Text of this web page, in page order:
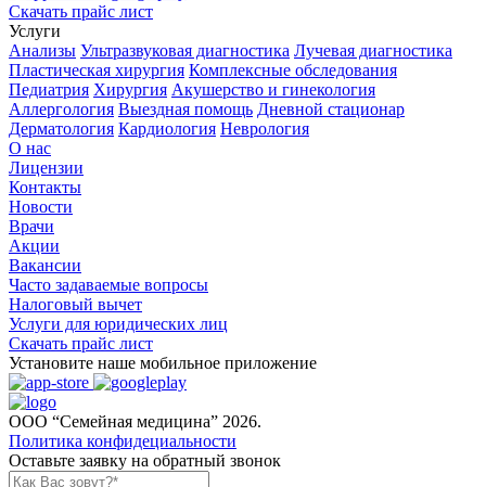
Скачать прайс лист
Услуги
Анализы Ультразвуковая диагностика Лучевая диагностика
Пластическая хирургия Комплексные обследования
Педиатрия Хирургия Акушерство и гинекология
Аллергология Выездная помощь Дневной стационар
Дерматология Кардиология Неврология
О нас
Лицензии
Контакты
Новости
Врачи
Акции
Вакансии
Часто задаваемые вопросы
Налоговый вычет
Услуги для юридических лиц
Скачать прайс лист
Установите наше мобильное приложение
ООО “Семейная медицина” 2026.
Политика конфидециальности
Оставьте заявку на обратный звонок